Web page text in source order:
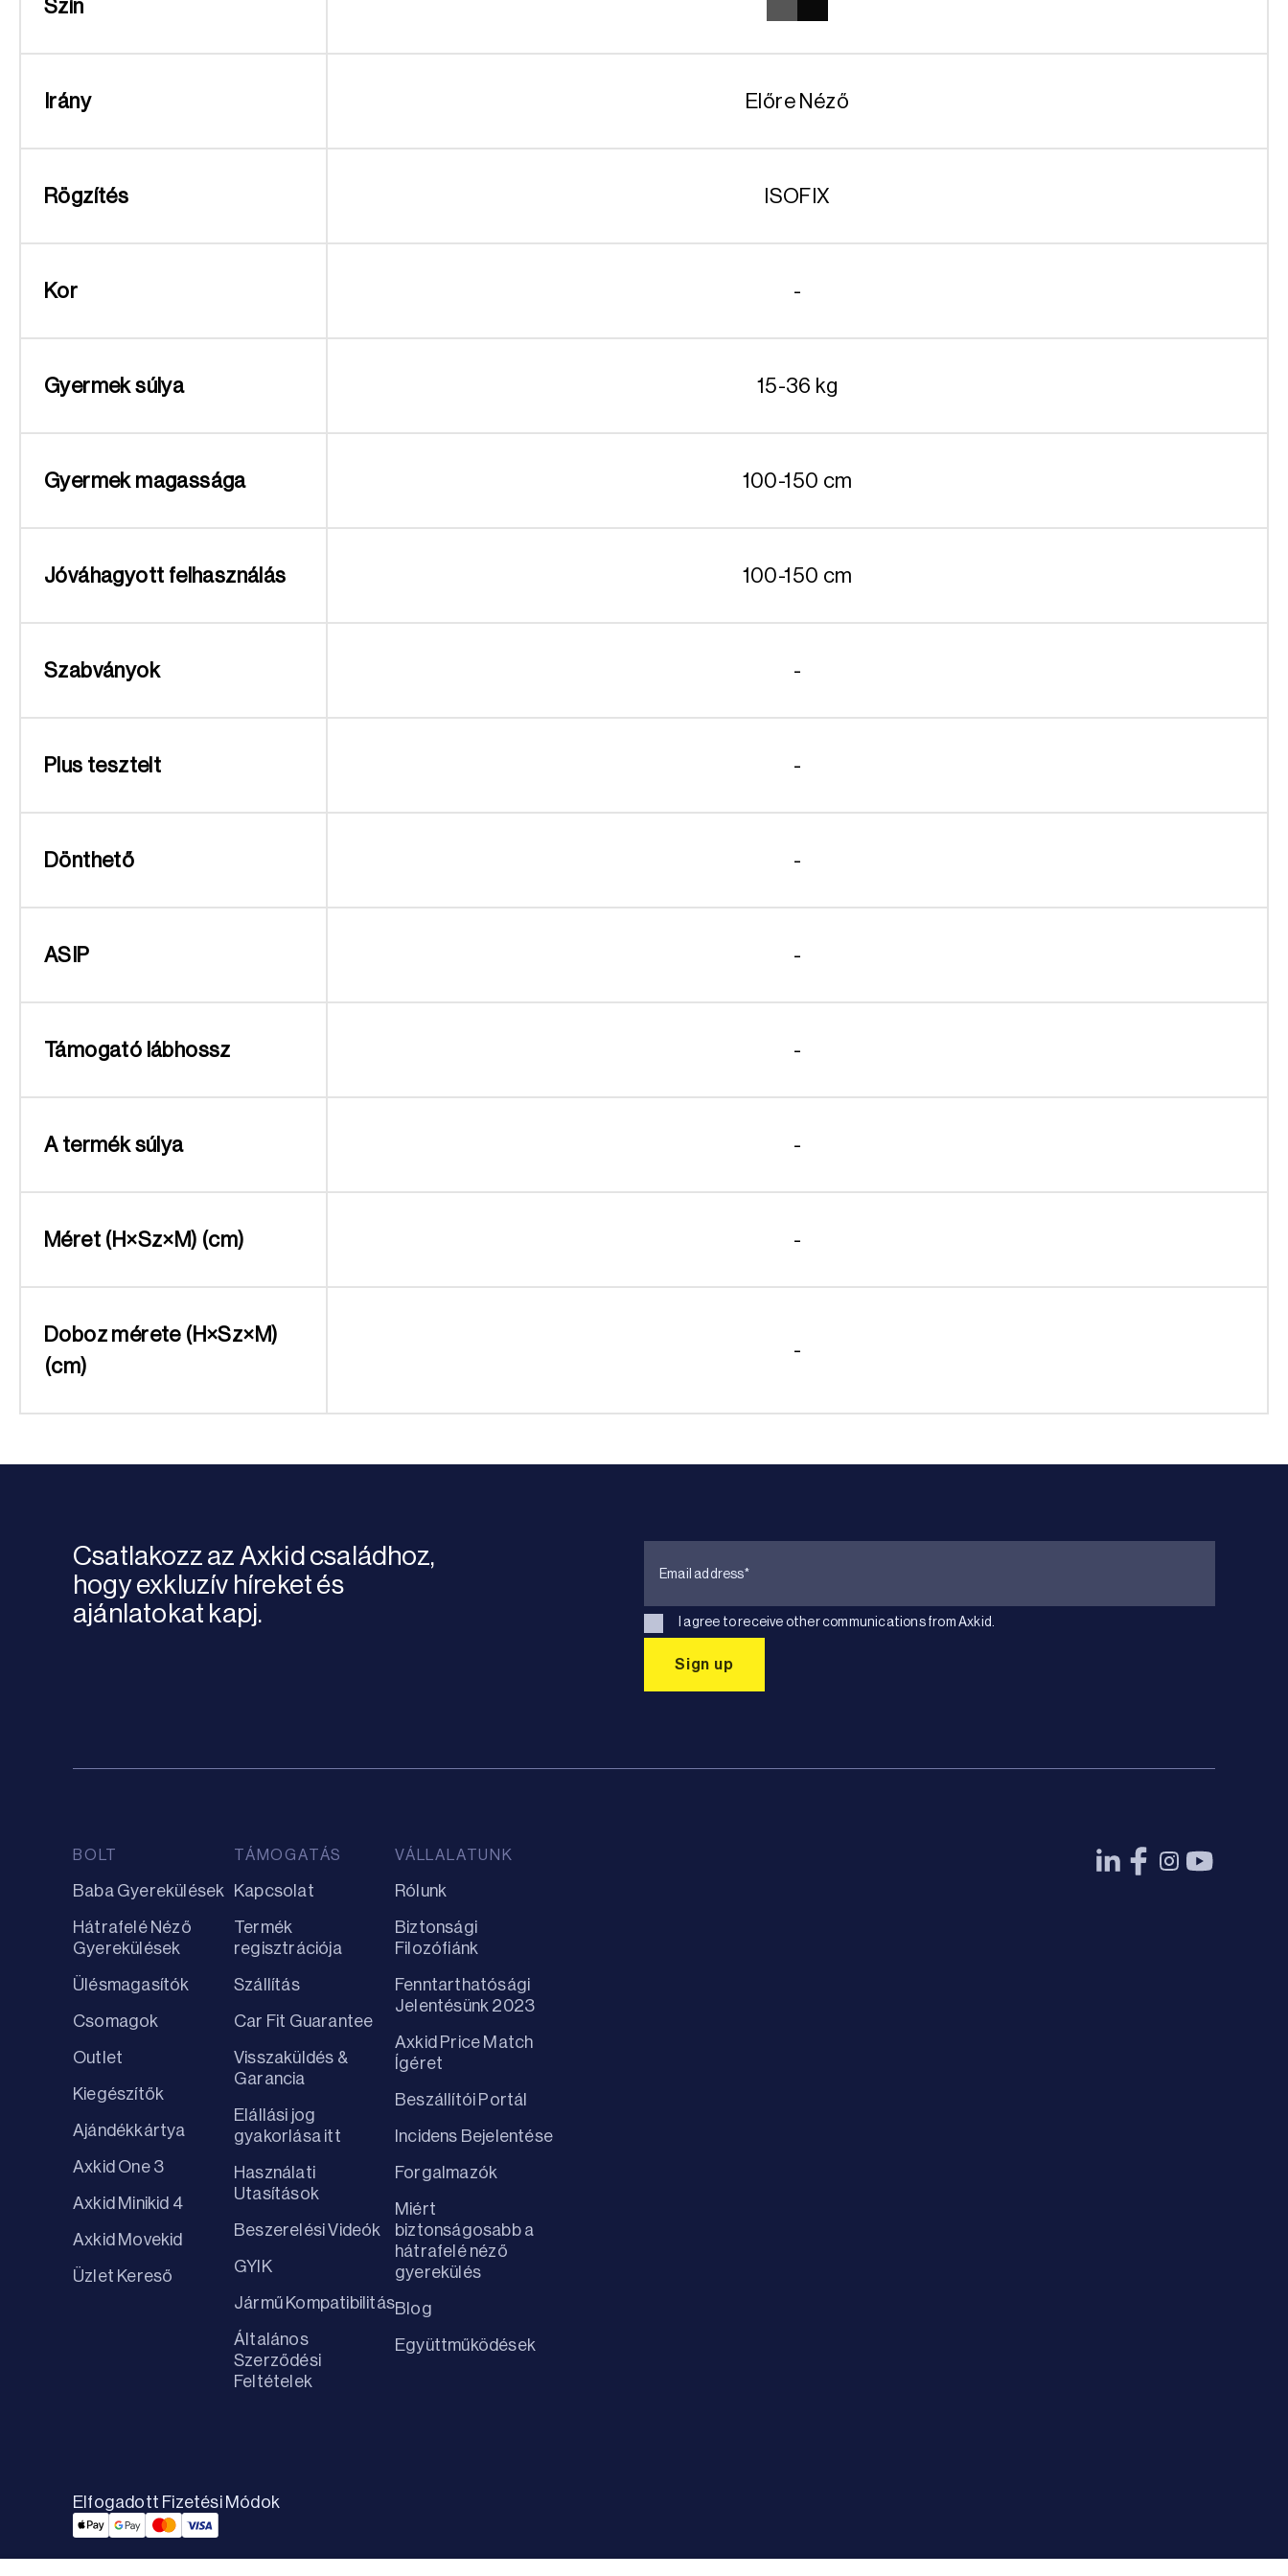
Szín
Irány Előre Néző
Rögzítés ISOFIX
Kor -
Gyermek súlya 15-36 kg
Gyermek magassága 100-150 cm
Jóváhagyott felhasználás 100-150 cm
Szabványok -
Plus tesztelt -
Dönthető -
ASIP -
Támogató lábhossz -
A termék súlya -
Méret (H×Sz×M) (cm) -
Doboz mérete (H×Sz×M)
(cm)
-
Csatlakozz az Axkid családhoz,
hogy exkluzív híreket és
ajánlatokat kapj.
I agree to receive other communications from Axkid.
BOLT
Baba Gyerekülések
Hátrafelé Néző
Gyerekülések
Ülésmagasítók
Csomagok
Outlet
Kiegészítők
Ajándékkártya
Axkid One 3
Axkid Minikid 4
Axkid Movekid
Üzlet Kereső
TÁMOGATÁS
Kapcsolat
Termék
regisztrációja
Szállítás
Car Fit Guarantee
Visszaküldés &
Garancia
Elállási jog
gyakorlása itt
Használati
Utasítások
Beszerelési Videók
GYIK
Jármű Kompatibilitás
Általános
Szerződési
Feltételek
VÁLLALATUNK
Rólunk
Biztonsági
Filozófiánk
Fenntarthatósági
Jelentésünk 2023
Axkid Price Match
Ígéret
Beszállítói Portál
Incidens Bejelentése
Forgalmazók
Miért
biztonságosabb a
hátrafelé néző
gyerekülés
Blog
Együttműködések
Elfogadott Fizetési Módok
Applepay Payment
Googlepay Payment
Mastercard Payment
Visa Payment